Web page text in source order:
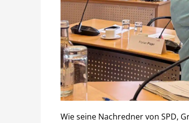
Wie seine Nachredner von SPD,